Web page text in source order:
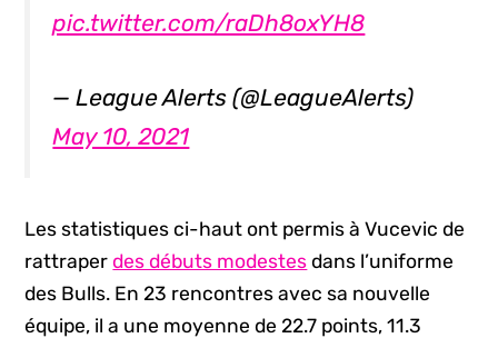
pic.twitter.com/raDh8oxYH8
— League Alerts (@LeagueAlerts)
May 10, 2021
Les statistiques ci-haut ont permis à Vucevic de
rattraperdes débuts modestes dans l’uniforme
des Bulls. En 23 rencontres avec sa nouvelle
équipe, il a une moyenne de 22.7 points, 11.3